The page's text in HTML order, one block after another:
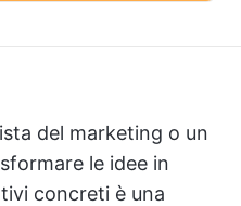
del marketing o un
le idee in
concreti è una